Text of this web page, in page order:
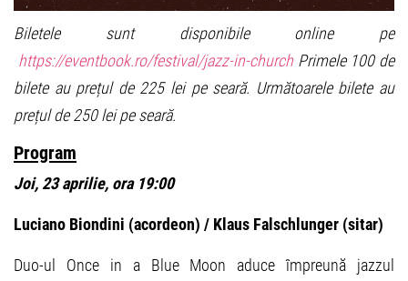
Biletele sunt disponibile online pe
https://eventbook.ro/festival/jazz-in-church Primele 100 de
bilete au prețul de 225 lei pe seară. Următoarele bilete au
prețul de 250 lei pe seară.
Program
Joi, 23 aprilie, ora 19:00
Luciano Biondini (acordeon) / Klaus Falschlunger (sitar)
Duo-ul Once in a Blue Moon aduce împreună jazzul